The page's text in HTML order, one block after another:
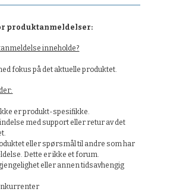
produktanmeldelser:
inneholde?
fokus på det aktuelle produktet.
er produkt-spesifikke.
med support eller retur av det
eller spørsmål til andre som har
Dette er ikke et forum.
eller annen tidsavhengig